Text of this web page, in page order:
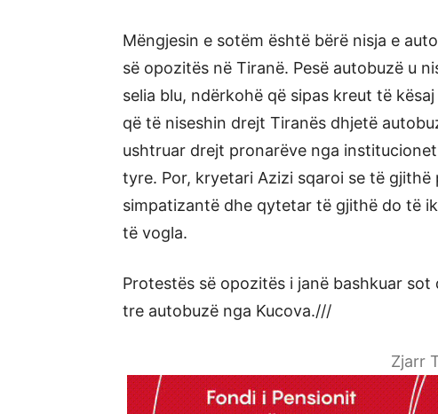
Mëngjesin e sotëm është bërë nisja e
së opozitës në Tiranë. Pesë autobuzë u
selia blu, ndërkohë që sipas kreut të
që të niseshin drejt Tiranës dhjetë
ushtruar drejt pronarëve nga
tyre. Por, kryetari Azizi sqaroi se të
simpatizantë dhe qytetar të gjithë do të
të vogla.
Protestës së opozitës i janë bashkuar
tre autobuzë nga Kucova.///
Zjarr